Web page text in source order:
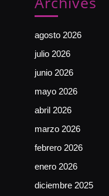
agosto 2026
julio 2026
junio 2026
mayo 2026
abril 2026
marzo 2026
febrero 2026
enero 2026
diciembre 2025